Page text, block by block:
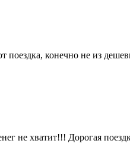
поездка, конечно не из
не хватит!!! Дорогая